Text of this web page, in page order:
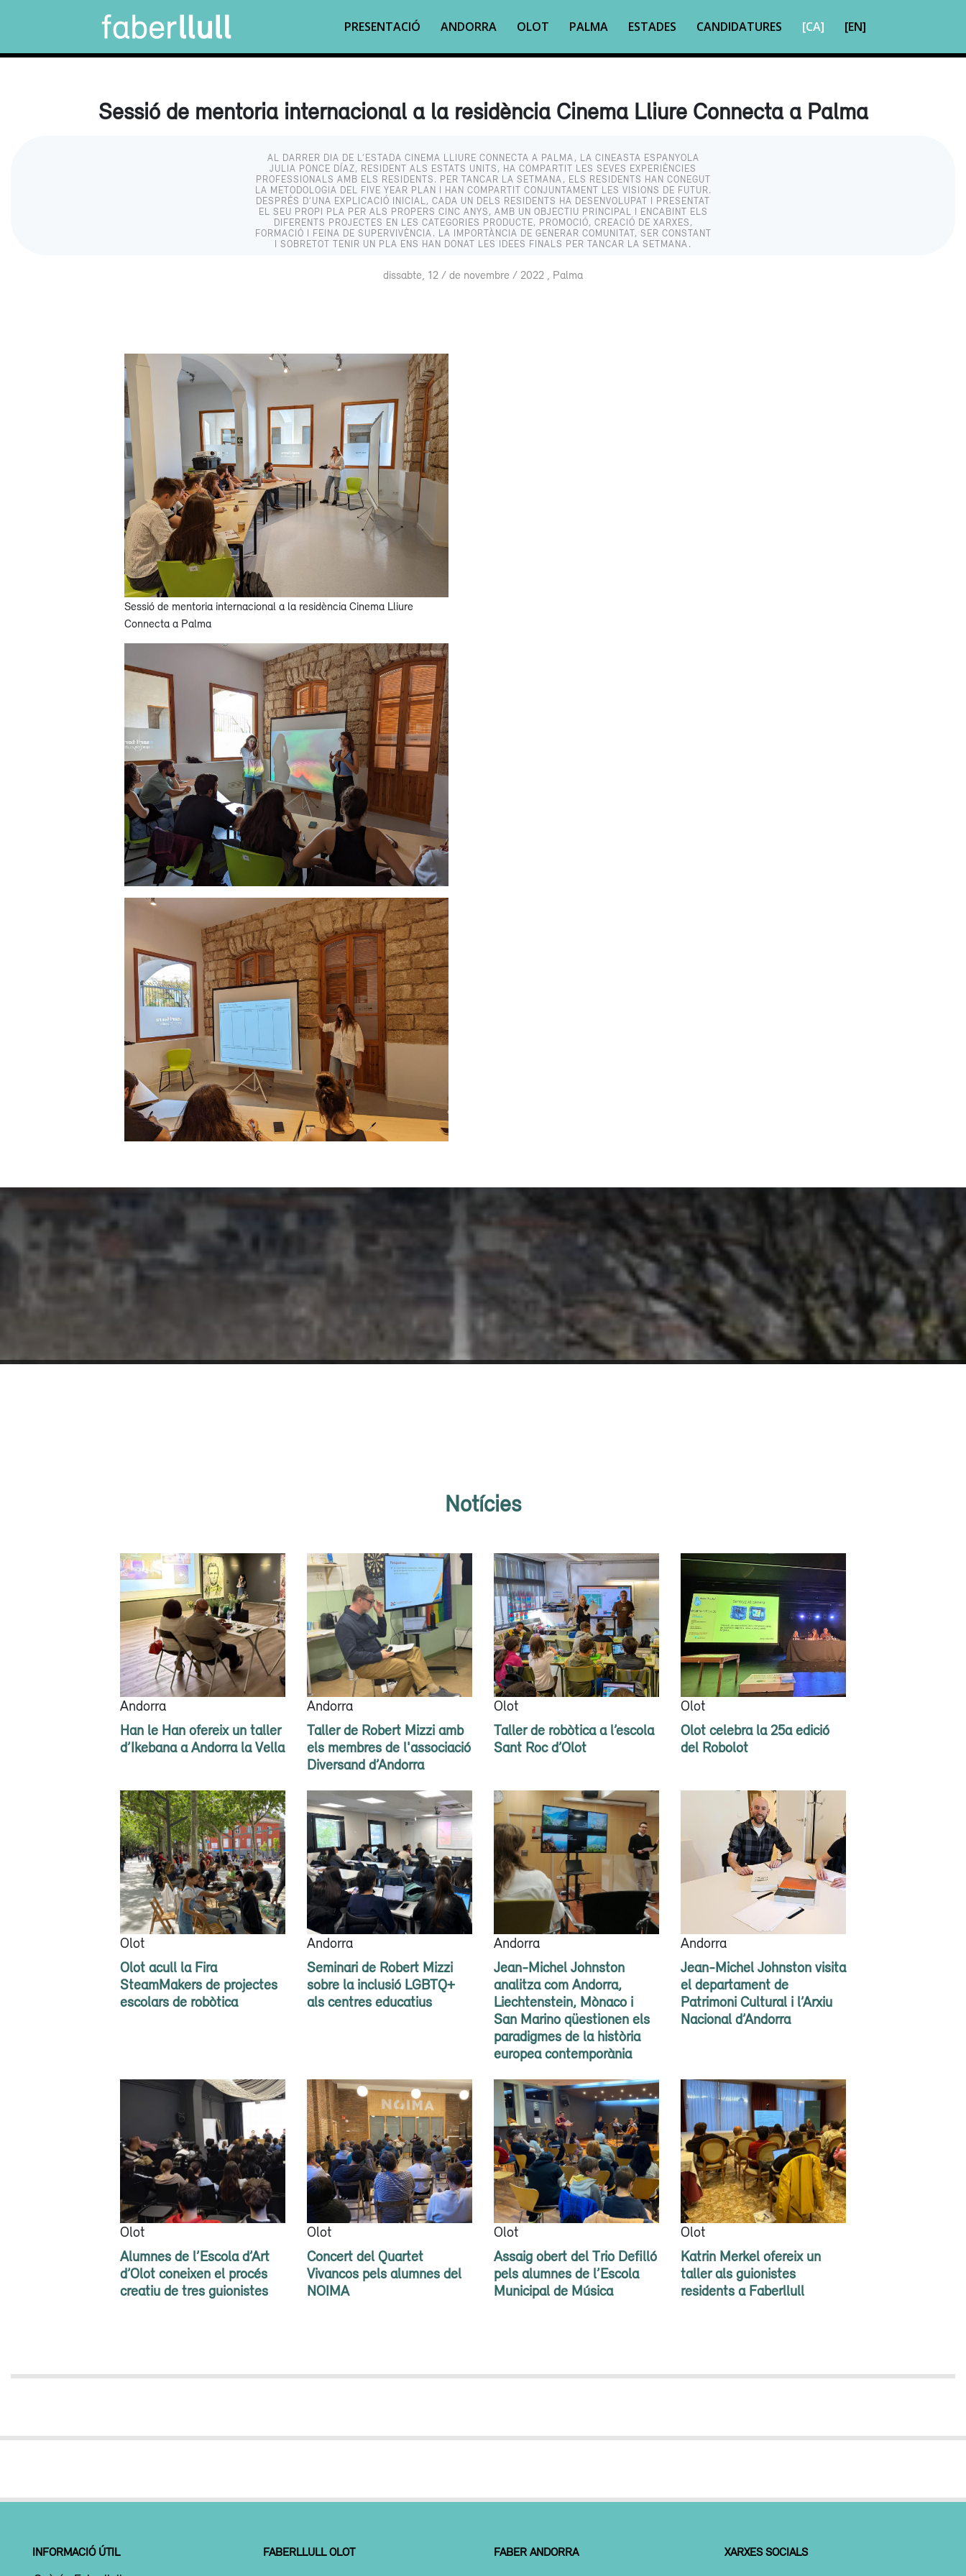
PRESENTACIÓ ANDORRA OLOT PALMA ESTADES CANDIDATURES [CA] [EN]
Sessió de mentoria internacional a la residència Cinema Lliure Connecta a Palma
AL DARRER DIA DE L’ESTADA CINEMA LLIURE CONNECTA A PALMA, LA CINEASTA ESPANYOLA
JULIA PONCE DÍAZ, RESIDENT ALS ESTATS UNITS, HA COMPARTIT LES SEVES EXPERIÈNCIES
PROFESSIONALS AMB ELS RESIDENTS. PER TANCAR LA SETMANA, ELS RESIDENTS HAN CONEGUT
LA METODOLOGIA DEL FIVE YEAR PLAN I HAN COMPARTIT CONJUNTAMENT LES VISIONS DE FUTUR.
DESPRÉS D’UNA EXPLICACIÓ INICIAL, CADA UN DELS RESIDENTS HA DESENVOLUPAT I PRESENTAT
EL SEU PROPI PLA PER ALS PROPERS CINC ANYS, AMB UN OBJECTIU PRINCIPAL I ENCABINT ELS
DIFERENTS PROJECTES EN LES CATEGORIES PRODUCTE, PROMOCIÓ, CREACIÓ DE XARXES,
FORMACIÓ I FEINA DE SUPERVIVÈNCIA. LA IMPORTÀNCIA DE GENERAR COMUNITAT, SER CONSTANT
I SOBRETOT TENIR UN PLA ENS HAN DONAT LES IDEES FINALS PER TANCAR LA SETMANA.
dissabte, 12 / de novembre / 2022 , Palma
Sessió de mentoria internacional a la residència Cinema Lliure
Connecta a Palma
Notícies
Andorra
Han le Han ofereix un taller
d’Ikebana a Andorra la Vella
Andorra
Taller de Robert Mizzi amb
els membres de l'associació
Diversand d’Andorra
Olot
Taller de robòtica a l’escola
Sant Roc d’Olot
Olot
Olot celebra la 25a edició
del Robolot
Olot
Olot acull la Fira
SteamMakers de projectes
escolars de robòtica
Andorra
Seminari de Robert Mizzi
sobre la inclusió LGBTQ+
als centres educatius
Andorra
Jean-Michel Johnston
analitza com Andorra,
Liechtenstein, Mònaco i
San Marino qüestionen els
paradigmes de la història
europea contemporània
Andorra
Jean-Michel Johnston visita
el departament de
Patrimoni Cultural i l’Arxiu
Nacional d’Andorra
Olot
Alumnes de l’Escola d’Art
d’Olot coneixen el procés
creatiu de tres guionistes
Olot
Concert del Quartet
Vivancos pels alumnes del
NOIMA
Olot
Assaig obert del Trio Defilló
pels alumnes de l’Escola
Municipal de Música
Olot
Katrin Merkel ofereix un
taller als guionistes
residents a Faberllull
INFORMACIÓ ÚTIL FABERLLULL OLOT FABER ANDORRA XARXES SOCIALS